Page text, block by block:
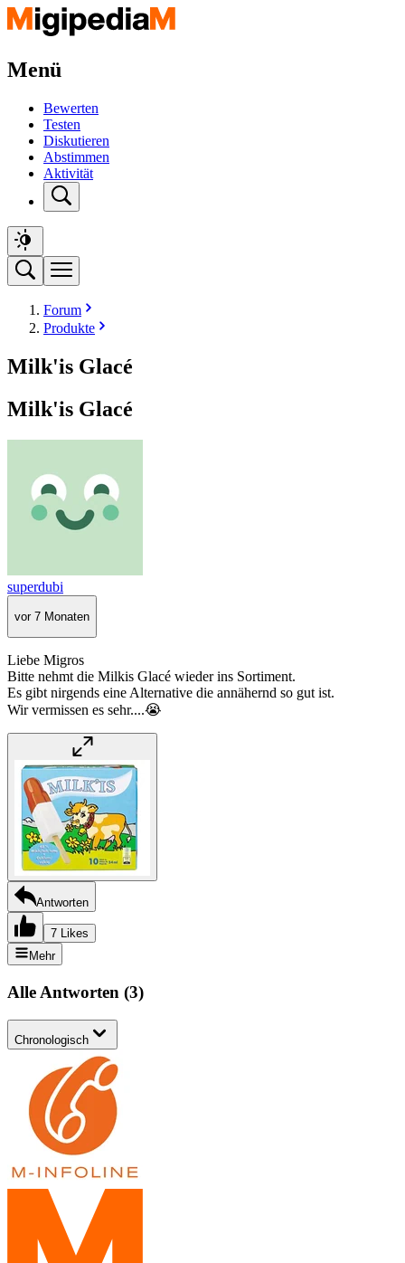
Menü
Bewerten
Testen
Diskutieren
Abstimmen
Aktivität
Forum
Produkte
Milk'is Glacé
Milk'is Glacé
superdubi
vor 7 Monaten
Liebe Migros
Bitte nehmt die Milkis Glacé wieder ins Sortiment.
Es gibt nirgends eine Alternative die annähernd so gut ist.
Wir vermissen es sehr....😭
Antworten
7 Likes
Mehr
Alle Antworten (3)
Chronologisch